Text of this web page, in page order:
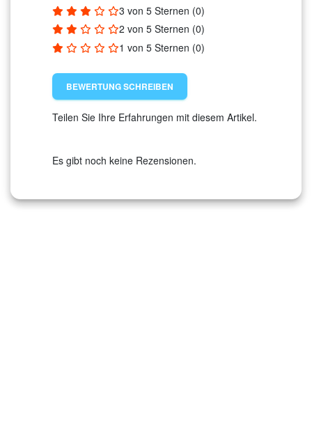
3 von 5 Sternen (0)
2 von 5 Sternen (0)
1 von 5 Sternen (0)
BEWERTUNG SCHREIBEN
Teilen Sie Ihre Erfahrungen mit diesem Artikel.
Es gibt noch keine Rezensionen.